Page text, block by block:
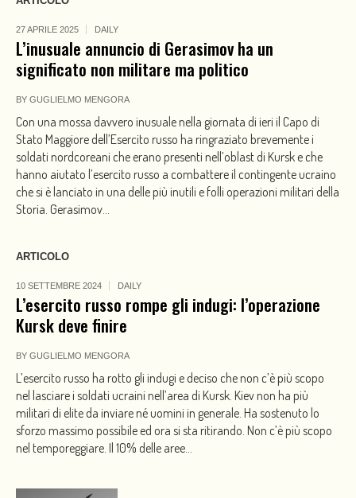
27 APRILE 2025 DAILY
L’inusuale annuncio di Gerasimov ha un
significato non militare ma politico
BY GUGLIELMO MENGORA
Con una mossa davvero inusuale nella giornata di ieri il Capo di
Stato Maggiore dell’Esercito russo ha ringraziato brevemente i
soldati nordcoreani che erano presenti nell’oblast di Kursk e che
hanno aiutato l’esercito russo a combattere il contingente ucraino
che si è lanciato in una delle più inutili e folli operazioni militari della
Storia. Gerasimov...
ARTICOLO
10 SETTEMBRE 2024 DAILY
L’esercito russo rompe gli indugi: l’operazione
Kursk deve finire
BY GUGLIELMO MENGORA
L’esercito russo ha rotto gli indugi e deciso che non c’è più scopo
nel lasciare i soldati ucraini nell’area di Kursk. Kiev non ha più
militari di elite da inviare né uomini in generale. Ha sostenuto lo
sforzo massimo possibile ed ora si sta ritirando. Non c’è più scopo
nel temporeggiare. Il 10% delle aree...